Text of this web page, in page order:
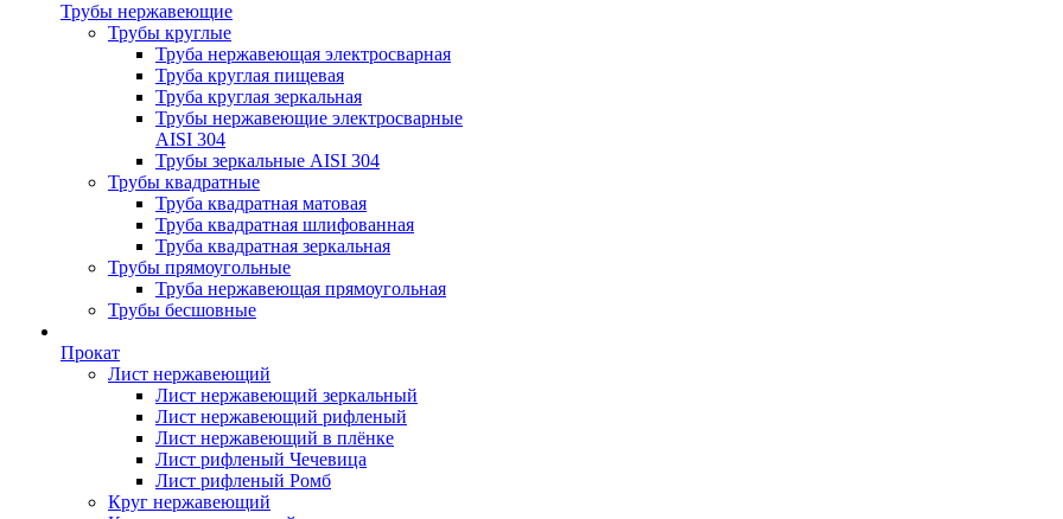
Трубы нержавеющие
Трубы круглые
Труба нержавеющая электросварная
Труба круглая пищевая
Труба круглая зеркальная
Трубы нержавеющие электросварные
AISI 304
Трубы зеркальные AISI 304
Трубы квадратные
Труба квадратная матовая
Труба квадратная шлифованная
Труба квадратная зеркальная
Трубы прямоугольные
Труба нержавеющая прямоугольная
Трубы бесшовные
Прокат
Лист нержавеющий
Лист нержавеющий зеркальный
Лист нержавеющий рифленый
Лист нержавеющий в плёнке
Лист рифленый Чечевица
Лист рифленый Ромб
Круг нержавеющий